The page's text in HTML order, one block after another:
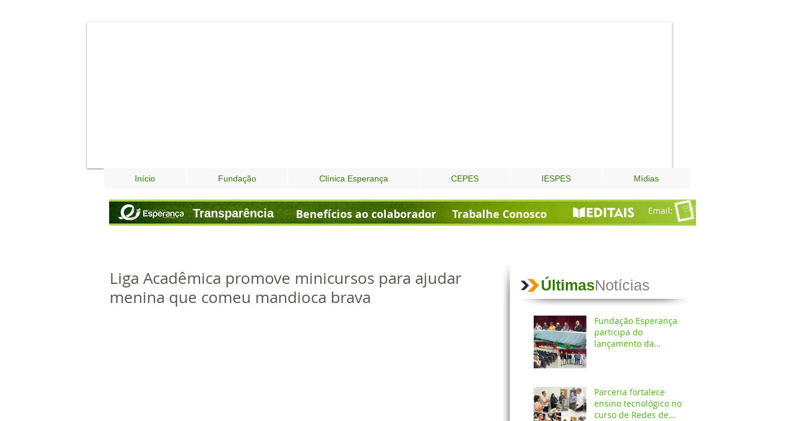
Início Fundação Clínica Esperança CEPES IESPES Mídias
Email:
Transparência Benefícios ao colaborador Trabalhe Conosco
Liga Acadêmica promove minicursos para ajudar
menina que comeu mandioca brava
Fundação Esperança
participa do
lançamento da
compromisso com a
preservação do meio
ambiente
Parceria fortalece
ensino tecnológico no
curso de Redes de
ÚltimasNotícias